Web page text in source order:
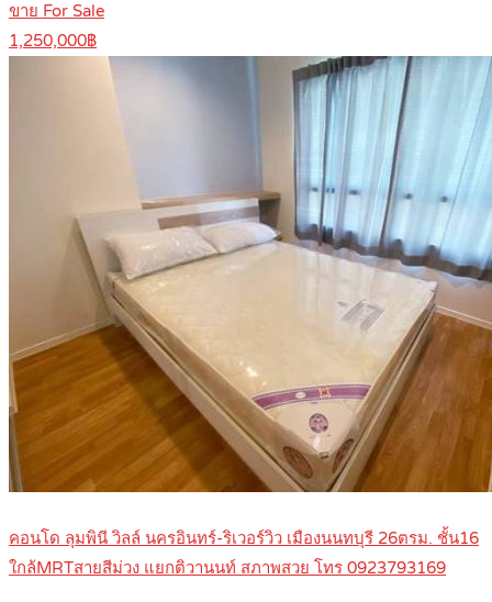
ขาย For Sale
1,250,000฿
คอนโด ลุมพินี วิลล์ นครอินทร์-ริเวอร์วิว เมืองนนทบุรี 26ตรม. ชั้น16
ใกล้MRTสายสีม่วง แยกติวานนท์ สภาพสวย โทร 0923793169